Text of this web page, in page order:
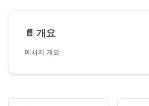
📄️ 개요
메시지 개요